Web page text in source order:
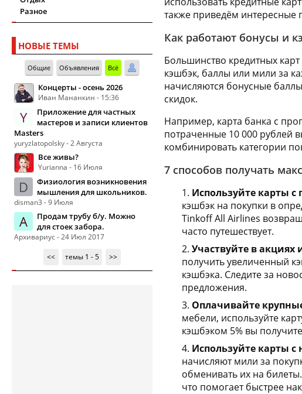
Разное
НОВЫЕ ТЕМЫ
Общие Объявления Всё
Концерты - осень 2026
Иван Мананкин - 15:36
Y
Приложение для частных
мастеров и записи клиентов
Masters
yuryzlatopolsky - 2 Августа
Все живы?
Yurianna - 16 Июля
D
Физиология возникновения
мышления для школьников.
disman3 - 9 Июля
А
Продам трубу б/у. Можно
для стоек забора.
Архивариус - 24 Июл 2017
<<
темы 1 - 5 >>
также приведём интересные
Как работают бонусы и
Большинство кредитных
кэшбэк, баллы или мили за
начисляются бонусные
скидок.
Например, карта банка с
потраченные 10 000 рублей
комбинировать категории
7 способов получать
Используйте карты
кэшбэк на покупки в
Tinkoff All Airlines
часто путешествует.
Участвуйте в
получить увеличенный
кэшбэка. Следите за
предложения.
Оплачивайте
мебели, используйте
кэшбэком 5% вы
Используйте карты
начисляют мили за
обменивать их на
что помогает быстрее